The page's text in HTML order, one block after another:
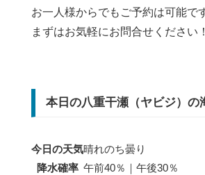
お一人様からでもご予約は可能で
まずはお気軽にお問合せください！
本日の八重干瀬（ヤビジ）の
今日の天気晴れのち曇り
降水確率 午前40％｜午後30％